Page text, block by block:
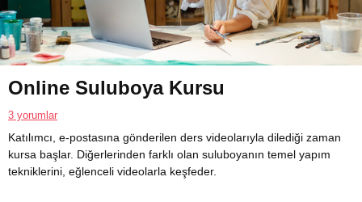
Online Suluboya Kursu
3 yorumlar
Katılımcı, e-postasına gönderilen ders videolarıyla dilediği zaman
kursa başlar. Diğerlerinden farklı olan suluboyanın temel yapım
tekniklerini, eğlenceli videolarla keşfeder.